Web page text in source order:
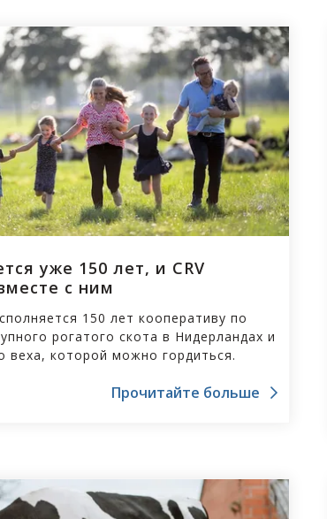
уже 150 лет, и CRV
с ним
150 лет кооперативу по
рогатого скота в Нидерландах и
веха, которой можно гордиться.
Прочитайте больше